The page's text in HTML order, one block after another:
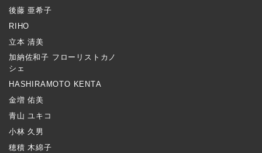
後藤 亜希子
RIHO
立本 清美
加納佐和子 フローリストカノ
シェ
HASHIRAMOTO KENTA
金増 佑美
青山 ユキコ
小林 久男
穂積 木綿子